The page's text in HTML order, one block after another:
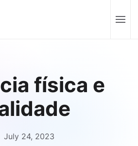
física e
July 24, 2023